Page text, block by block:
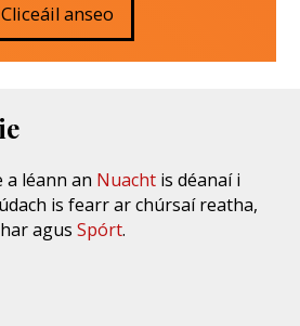
Cliceáil anseo
a léann an Nuacht is déanaí i
is fearr ar chúrsaí reatha,
agusSpórt.